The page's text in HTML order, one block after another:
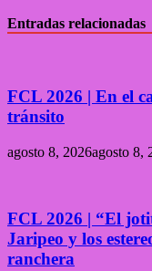
Entradas relacionadas
FCL 2026 | En el
tránsito
agosto 8, 2026agosto 8,
FCL 2026 | “El
Jaripeo y los
ranchera